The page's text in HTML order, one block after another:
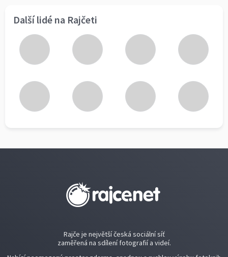
Další lidé na Rajčeti
Rajče je největší česká sociální síť
zaměřená na sdílení fotografií a videí.